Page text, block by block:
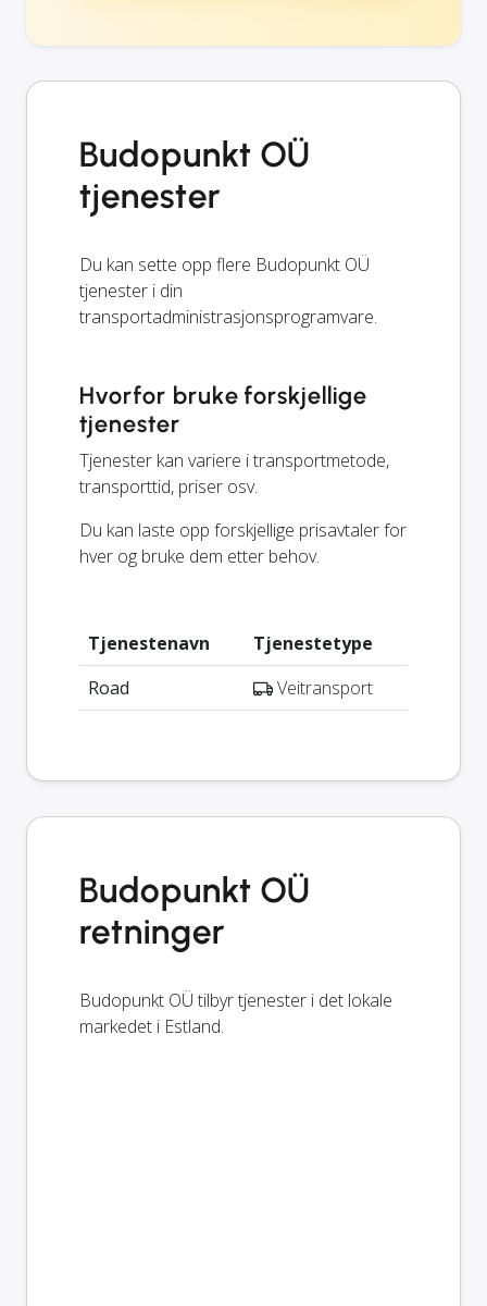
Budopunkt OÜ
tjenester
Du kan sette opp flere Budopunkt OÜ
tjenester i din
transportadministrasjonsprogramvare.
Hvorfor bruke forskjellige
tjenester
Tjenester kan variere i transportmetode,
transporttid, priser osv.
Du kan laste opp forskjellige prisavtaler for
hver og bruke dem etter behov.
Tjenestenavn
Tjenestetype
Road
Veitransport
Budopunkt OÜ
retninger
Budopunkt OÜ tilbyr tjenester i det lokale
markedet i Estland.